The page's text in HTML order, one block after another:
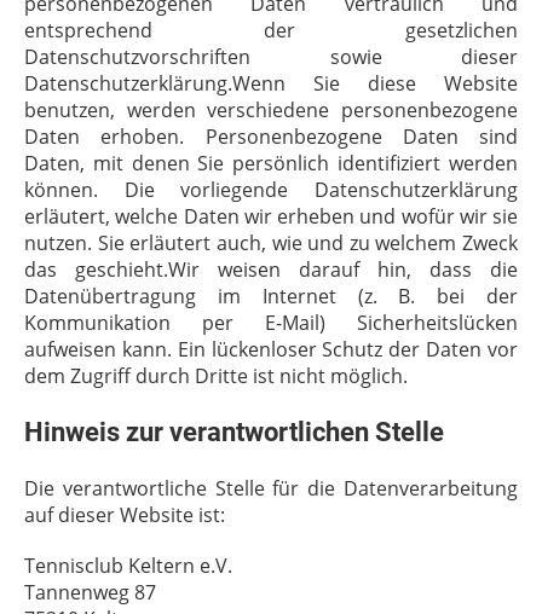
entsprechend der gesetzlichen
Datenschutzvorschriften sowie dieser
Datenschutzerklärung.Wenn Sie diese Website
benutzen, werden verschiedene personenbezogene
Daten erhoben. Personenbezogene Daten sind
Daten, mit denen Sie persönlich identifiziert werden
können. Die vorliegende Datenschutzerklärung
erläutert, welche Daten wir erheben und wofür wir sie
nutzen. Sie erläutert auch, wie und zu welchem Zweck
das geschieht.Wir weisen darauf hin, dass die
Datenübertragung im Internet (z. B. bei der
Kommunikation per E-Mail) Sicherheitslücken
aufweisen kann. Ein lückenloser Schutz der Daten vor
dem Zugriff durch Dritte ist nicht möglich.
Hinweis zur verantwortlichen Stelle
Die verantwortliche Stelle für die Datenverarbeitung
auf dieser Website ist:
Tennisclub Keltern e.V.
Tannenweg 87